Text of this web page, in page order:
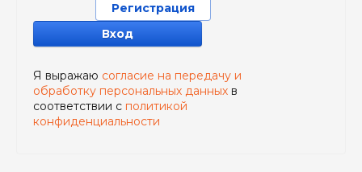
Регистрация
Вход
Я выражаю согласие на передачу и
обработку персональных данных в
соответствии с политикой
конфиденциальности